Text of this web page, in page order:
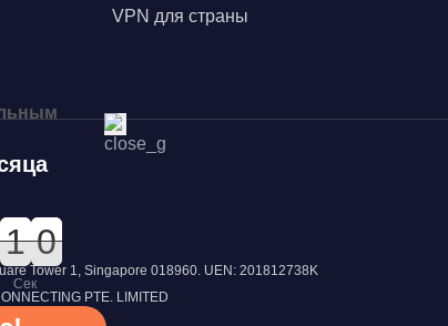
VPN для страны
Tower 1, Singapore 018960. UEN: 201812738K
PTE. LIMITED
1
1
0 0
0
9
Сек